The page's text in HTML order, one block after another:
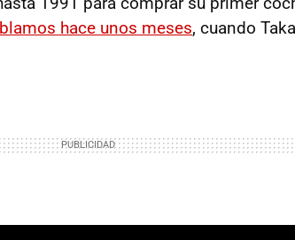
hace unos meses, cuando